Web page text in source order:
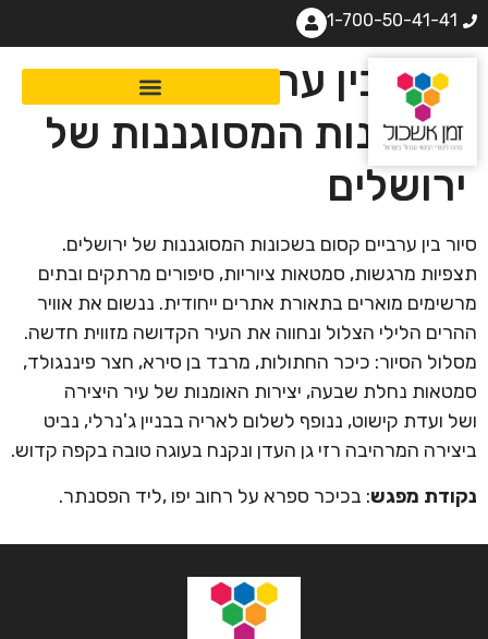
1-700-50-41-41
סיור בין ערביים קסום
בשכונות המסוגננות של
ירושלים
סיור בין ערביים קסום בשכונות המסוגננות של ירושלים.
תצפיות מרגשות, סמטאות ציוריות, סיפורים מרתקים ובתים
מרשימים מוארים בתאורת אתרים ייחודית. ננשום את אוויר
ההרים הלילי הצלול ונחווה את העיר הקדושה מזווית חדשה.
מסלול הסיור: כיכר החתולות, מרבד בן סירא, חצר פיננגולד,
סמטאות נחלת שבעה, יצירות האומנות של עיר היצירה
ושל ועדת קישוט, ננופף לשלום לאריה בבניין ג'נרלי, נביט
ביצירה המרהיבה רזי גן העדן ונקנח בעוגה טובה בקפה קדוש.
נקודת מפגש: בכיכר ספרא על רחוב יפו ,ליד הפסנתר.